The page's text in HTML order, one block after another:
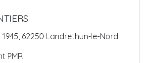
1945, 62250 Landrethun-le-Nord
PMR